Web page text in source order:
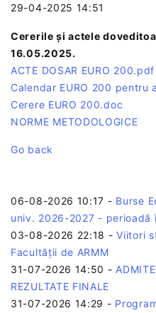
29-04-2025 14:51
Cererile și actele
16.05.2025.
ACTE DOSAR EURO 200.pdf
Calendar EURO 200 pentru
Cerere EURO 200.doc
NORME METODOLOGICE
Go back
06-08-2026 10:17 - Burse
univ. 2026-2027 - perioadă
03-08-2026 22:18 -Viitori
Facultății de ARMM
31-07-2026 14:50 -
REZULTATE FINALE
31-07-2026 14:29 -